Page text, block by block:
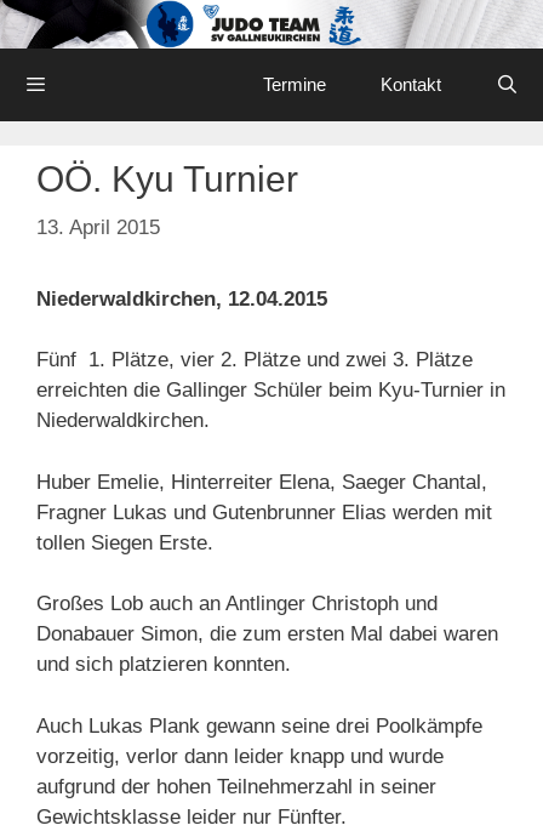
Skip
to
content
Termine Kontakt
OÖ. Kyu Turnier
13. April 2015
Niederwaldkirchen, 12.04.2015
Fünf 1. Plätze, vier 2. Plätze und zwei 3. Plätze
erreichten die Gallinger Schüler beim Kyu-Turnier in
Niederwaldkirchen.
Huber Emelie, Hinterreiter Elena, Saeger Chantal,
Fragner Lukas und Gutenbrunner Elias werden mit
tollen Siegen Erste.
Großes Lob auch an Antlinger Christoph und
Donabauer Simon, die zum ersten Mal dabei waren
und sich platzieren konnten.
Auch Lukas Plank gewann seine drei Poolkämpfe
vorzeitig, verlor dann leider knapp und wurde
aufgrund der hohen Teilnehmerzahl in seiner
Gewichtsklasse leider nur Fünfter.